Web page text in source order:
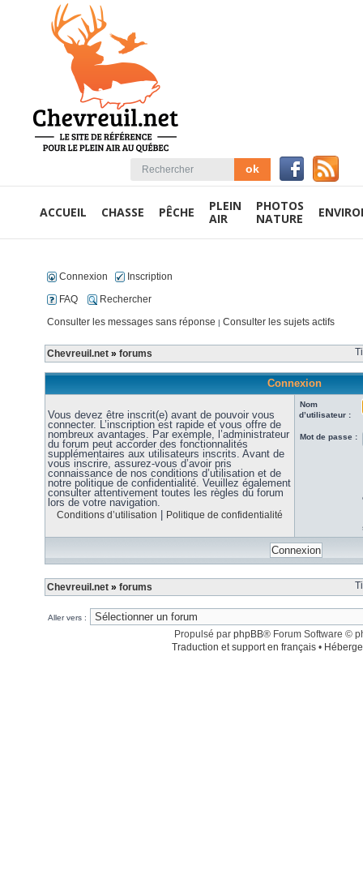
ACCUEIL CHASSE PÊCHE
PLEIN
AIR
PHOTOS
NATURE
Connexion
Inscription
FAQ
Rechercher
Consulter les messages sans réponse | Consulter les sujets actifs
Chevreuil.net » forums
Connexion
Vous devez être inscrit(e) avant de pouvoir vous
connecter. L’inscription est rapide et vous offre de
nombreux avantages. Par exemple, l’administrateur
du forum peut accorder des fonctionnalités
supplémentaires aux utilisateurs inscrits. Avant de
vous inscrire, assurez-vous d’avoir pris
connaissance de nos conditions d’utilisation et de
notre politique de confidentialité. Veuillez également
consulter attentivement toutes les règles du forum
lors de votre navigation.
Conditions d’utilisation Politique de confidentialité
Nom
d’utilisateur :
Mot de passe :
Chevreuil.net » forums
Aller vers :
Propulsé par phpBB® Forum Software ©
Traduction et support en français •